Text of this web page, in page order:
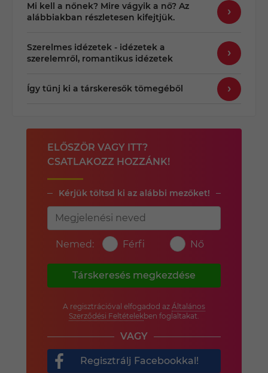
Mi kell a nőnek? Mire vágyik a nő? Az
alábbiakban részletesen kifejtjük.
Szerelmes idézetek - idézetek a
szerelemről, romantikus idézetek
Így tűnj ki a társkeresők tömegéből
ELŐSZÖR VAGY ITT?
CSATLAKOZZ HOZZÁNK!
Kérjük töltsd ki az alábbi mezőket!
Nemed: Férfi Nő
Társkeresés megkezdése
A regisztrációval elfogadod az Általános
Szerződési Feltételekben foglaltakat.
VAGY
Regisztrálj Facebookkal!